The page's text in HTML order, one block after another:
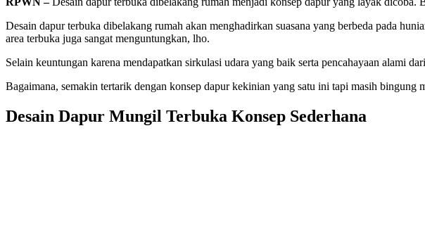
Desain dapur terbuka dibelakang rumah akan menghadirkan suasana yang berbeda pada
area terbuka juga sangat menguntungkan, lho.
Selain keuntungan karena mendapatkan sirkulasi udara yang baik serta pencahayaan alami
Bagaimana, semakin tertarik dengan konsep dapur kekinian yang satu ini tapi masih
Desain Dapur Mungil Terbuka Konsep Sederhana